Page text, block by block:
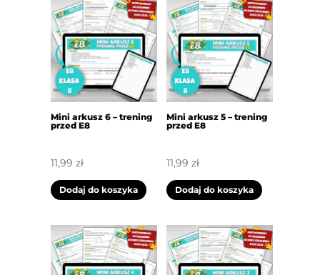
Mini arkusz 6 – trening
przed E8
11,99 zł
Dodaj do koszyka
Mini arkusz 5 – trening
przed E8
11,99 zł
Dodaj do koszyka